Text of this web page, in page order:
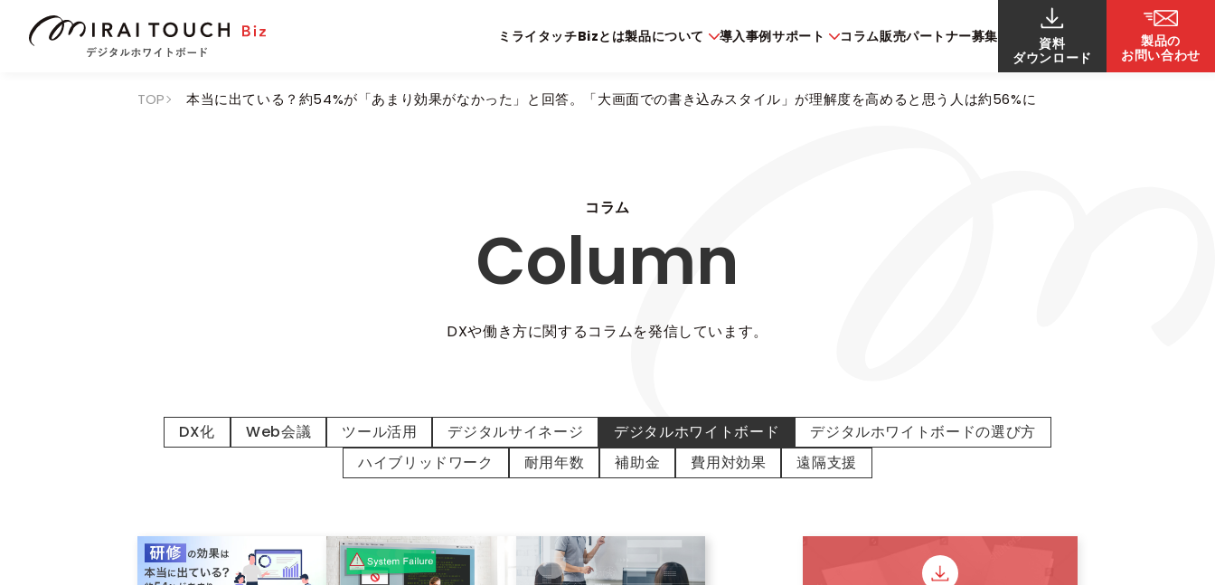
ミライタッチBizとは製品について 導入事例サポート コラム販売パートナー募集
資料
ダウンロード
製品の
お問い合わせ
TOP 本当に出ている？約54%が「あまり効果がなかった」と回答。「大画面での書き込みスタイル」が理解度を高めると思う人は約56%に
コラム
Column
DXや働き方に関するコラムを発信しています。
DX化 Web会議 ツール活用 デジタルサイネージ デジタルホワイトボード
デジタルホワイトボードの選び方
ハイブリッドワーク
耐用年数 補助金 費用対効果 遠隔支援